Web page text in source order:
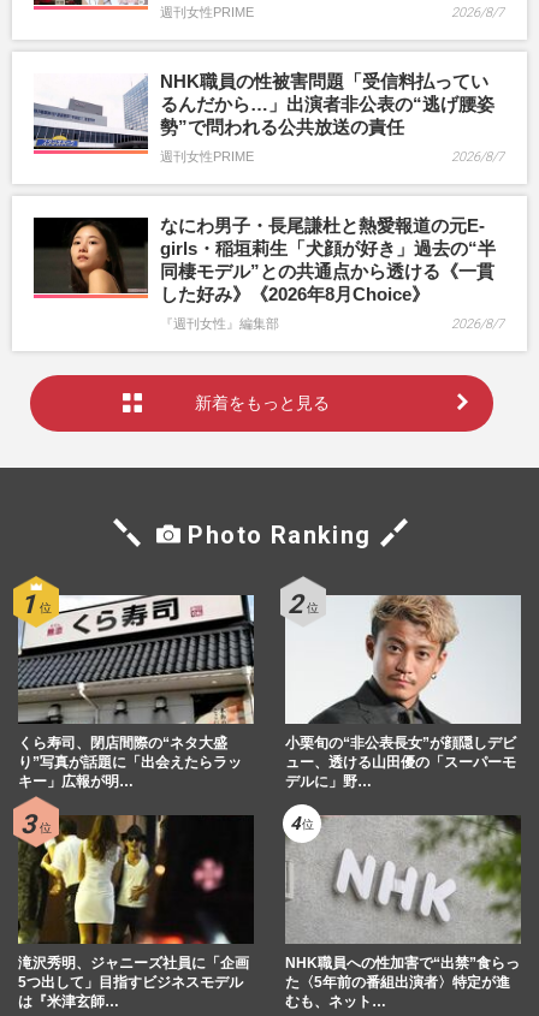
週刊女性PRIME 2026/8/7
NHK職員の性被害問題「受信料払ってい
るんだから…」出演者非公表の“逃げ腰姿
勢”で問われる公共放送の責任
週刊女性PRIME 2026/8/7
なにわ男子・長尾謙杜と熱愛報道の元E-
girls・稲垣莉生「犬顔が好き」過去の“半
同棲モデル”との共通点から透ける《一貫
した好み》《2026年8月Choice》
『週刊女性』編集部 2026/8/7
新着をもっと見る
Photo Ranking
くら寿司、閉店間際の“ネタ大盛
り”写真が話題に「出会えたらラッ
キー」広報が明…
小栗旬の“非公表長女”が顔隠しデビ
ュー、透ける山田優の「スーパーモ
デルに」野…
滝沢秀明、ジャニーズ社員に「企画
5つ出して」目指すビジネスモデル
は『米津玄師…
NHK職員への性加害で“出禁”食らっ
た〈5年前の番組出演者〉特定が進
むも、ネット…